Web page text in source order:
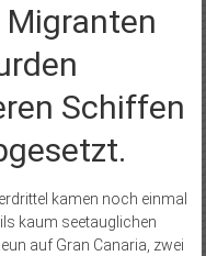
Schiffen
kamen noch einmal
kaum seetauglichen
auf Gran Canaria, zwei